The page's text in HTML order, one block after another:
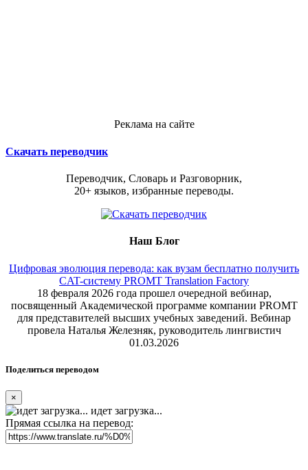
Реклама на сайте
Скачать переводчик
Переводчик, Словарь и Разговорник,
20+ языков, избранные переводы.
Наш Блог
Цифровая эволюция перевода: как вузам бесплатно получить
CAT-систему PROMT Translation Factory
18 февраля 2026 года прошел очередной вебинар,
посвященный Академической программе компании PROMT
для представителей высших учебных заведений. Вебинар
провела Наталья Железняк, руководитель лингвистич
01.03.2026
Поделиться переводом
×
идет загрузка...
Прямая ссылка на перевод: